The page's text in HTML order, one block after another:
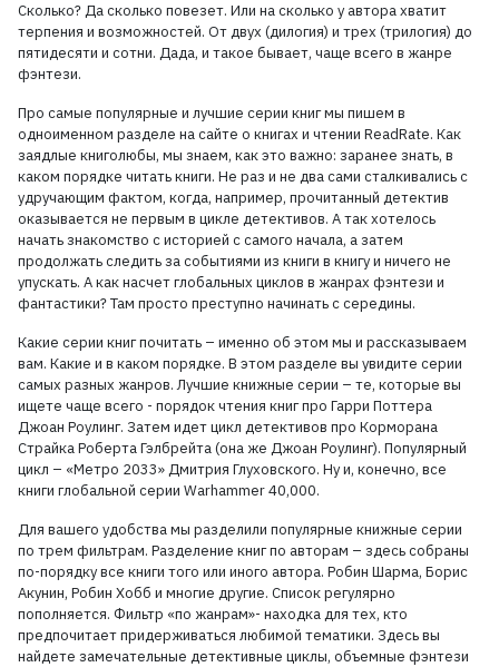
Сколько? Да сколько повезет. Или на сколько у автора хватит
терпения и возможностей. От двух (дилогия) и трех (трилогия) до
пятидесяти и сотни. Дада, и такое бывает, чаще всего в жанре
фэнтези.
Про самые популярные и лучшие серии книг мы пишем в
одноименном разделе на сайте о книгах и чтении ReadRate. Как
заядлые книголюбы, мы знаем, как это важно: заранее знать, в
каком порядке читать книги. Не раз и не два сами сталкивались с
удручающим фактом, когда, например, прочитанный детектив
оказывается не первым в цикле детективов. А так хотелось
начать знакомство с историей с самого начала, а затем
продолжать следить за событиями из книги в книгу и ничего не
упускать. А как насчет глобальных циклов в жанрах фэнтези и
фантастики? Там просто преступно начинать с середины.
Какие серии книг почитать – именно об этом мы и рассказываем
вам. Какие и в каком порядке. В этом разделе вы увидите серии
самых разных жанров. Лучшие книжные серии – те, которые вы
ищете чаще всего - порядок чтения книг про Гарри Поттера
Джоан Роулинг. Затем идет цикл детективов про Корморана
Страйка Роберта Гэлбрейта (она же Джоан Роулинг). Популярный
цикл – «Метро 2033» Дмитрия Глуховского. Ну и, конечно, все
книги глобальной серии Warhammer 40,000.
Для вашего удобства мы разделили популярные книжные серии
по трем фильтрам. Разделение книг по авторам – здесь собраны
по-порядку все книги того или иного автора. Робин Шарма, Борис
Акунин, Робин Хобб и многие другие. Список регулярно
пополняется. Фильтр «по жанрам»- находка для тех, кто
предпочитает придерживаться любимой тематики. Здесь вы
найдете замечательные детективные циклы, объемные фэнтези